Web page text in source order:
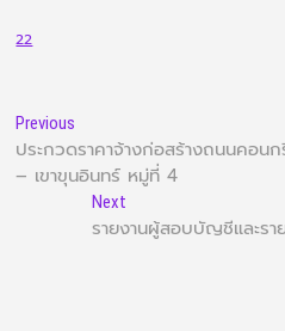
22
Previous
ประกวดราคาจ้างก่อสร้างถนนคอน
– เขาขุนอินทร์ หมู่ที่ 4
Next
รายงานผู้สอบบัญชีและร